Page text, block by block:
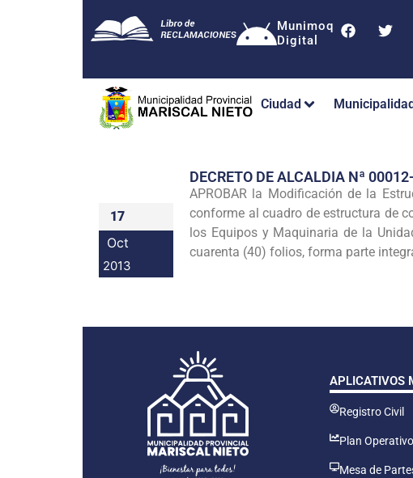
Munimoq
Digital
Ciudad
17
Oct
2013
DECRETO DE ALCALDIA Nª
APROBAR la Modificación de la
conforme al cuadro de estructura de
los Equipos y Maquinaria de la
cuarenta (40) folios, forma parte
APLICATIVOS
Registro Civil
Plan
Mesa de